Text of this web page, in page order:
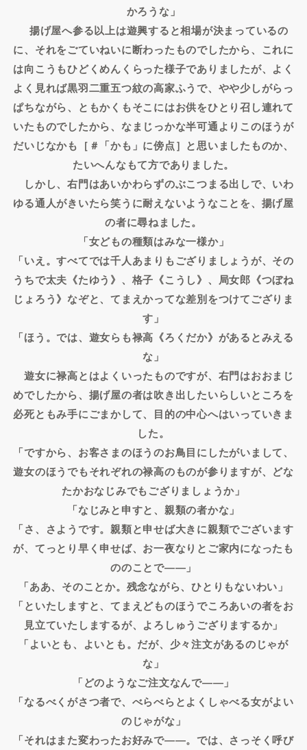
かろうな」
揚げ屋へ参る以上は遊興すると相場が決まっているの
に、それをごていねいに断わったものでしたから、これに
は向こうもひどくめんくらった様子でありましたが、よく
よく見れば黒羽二重五つ紋の高家ふうで、やや少しがらっ
ぱちながら、ともかくもそこにはお供をひとり召し連れて
いたものでしたから、なまじっかな半可通よりこのほうが
だいじなかも［＃「かも」に傍点］と思いましたものか、
たいへんなもて方でありました。
しかし、右門はあいかわらずのぶこつまる出しで、いわ
ゆる通人がきいたら笑うに耐えないようなことを、揚げ屋
の者に尋ねました。
「女どもの種類はみな一様か」
「いえ。すべてでは千人あまりもござりましょうが、その
うちで太夫《たゆう》、格子《こうし》、局女郎《つぼね
じょろう》なぞと、てまえかってな差別をつけてござりま
す」
「ほう。では、遊女らも禄高《ろくだか》があるとみえる
な」
遊女に禄高とはよくいったものですが、右門はおおまじ
めでしたから、揚げ屋の者は吹き出したいらしいところを
必死ともみ手にごまかして、目的の中心へはいっていきま
した。
「ですから、お客さまのほうのお鳥目にしたがいまして、
遊女のほうでもそれぞれの禄高のものが参りますが、どな
たかおなじみでもござりましょうか」
「なじみと申すと、親類の者かな」
「さ、さようです。親類と申せば大きに親類でございます
が、てっとり早く申せば、お一夜なりとご家内になったも
ののことで――」
「ああ、そのことか。残念ながら、ひとりもないわい」
「といたしますと、てまえどものほうでころあいの者をお
見立ていたしまするが、よろしゅうござりまするか」
「よいとも、よいとも。だが、少々注文があるのじゃが
な」
「どのようなご注文なんで――」
「なるべくがさつ者で、べらべらとよくしゃべる女がよい
のじゃがな」
「それはまた変わったお好みで――。では、さっそく呼び